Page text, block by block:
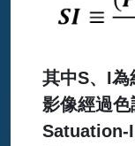
其中S、I為
影像經過
Satuation-